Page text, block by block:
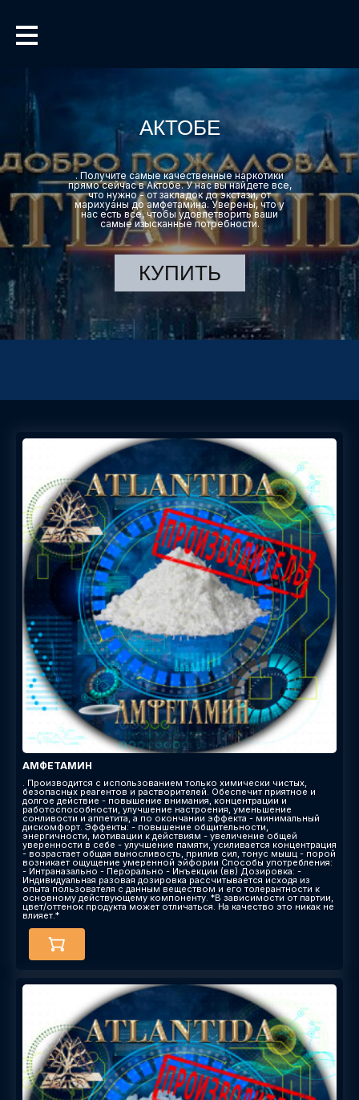
АКТОБЕ
. Получите самые качественные наркотики
прямо сейчас в Актобе. У нас вы найдете все,
что нужно - от закладок до экстази, от
марихуаны до амфетамина. Уверены, что у
нас есть все, чтобы удовлетворить ваши
самые изысканные потребности.
КУПИТЬ
АМФЕТАМИН
. Производится с использованием только химически чистых,
безопасных реагентов и растворителей. Обеспечит приятное и
долгое действие - повышение внимания, концентрации и
работоспособности, улучшение настроения, уменьшение
сонливости и аппетита, а по окончании эффекта - минимальный
дискомфорт. Эффекты​: - повышение общительности,
энергичности, мотивации к действиям - увеличение общей
уверенности в себе - улучшение памяти, усиливается концентрация
- возрастает общая выносливость, прилив сил, тонус мышц - порой
возникает ощущение умеренной эйфории Способы употребления:
- Интраназально - Перорально - Инъекции (вв) Дозировка: -
Индивидуальная разовая дозировка рассчитывается исходя из
опыта пользователя с данным веществом и его толерантности к
основному действующему компоненту. *В зависимости от партии,
цвет/оттенок продукта может отличаться. На качество это никак не
влияет.*